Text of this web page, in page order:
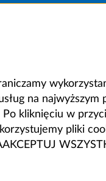
na najwyższym
Po kliknięciu w
pliki